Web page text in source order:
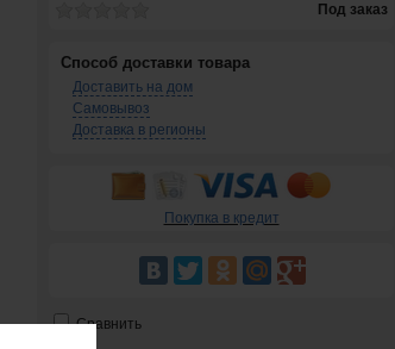
Под заказ
Способ доставки товара
Доставить на дом
Самовывоз
Доставка в регионы
Покупка в кредит
Сравнить